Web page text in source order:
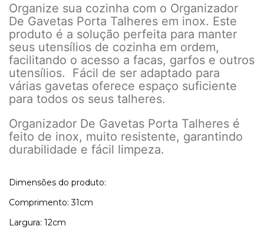
Organize sua cozinha com o Organizador
De Gavetas Porta Talheres em inox. Este
produto é a solução perfeita para manter
seus utensílios de cozinha em ordem,
facilitando o acesso a facas, garfos e outros
utensílios. Fácil de ser adaptado para
várias gavetas oferece espaço suficiente
para todos os seus talheres.
Organizador De Gavetas Porta Talheres é
feito de inox, muito resistente, garantindo
durabilidade e fácil limpeza.
Dimensões do produto:
Comprimento: 31cm
Largura: 12cm